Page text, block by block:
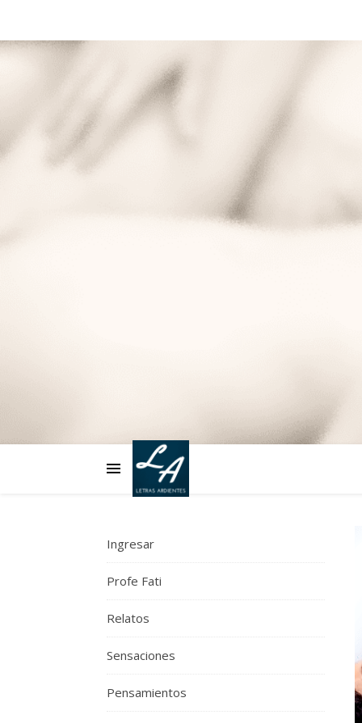
Ingresar
Profe Fati
Relatos
Sensaciones
Pensamientos